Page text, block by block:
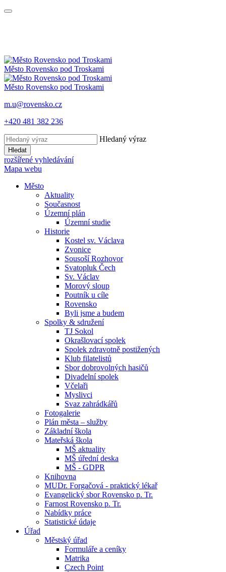
Město Rovensko pod Troskami
Město Rovensko pod Troskami
m.u@rovensko.cz
+420 481 382 236
Hledaný výraz
Hledat
rozšířené vyhledávání
Mapa webu
Město
Aktuality
Současnost
Územní plán
Územní studie
Historie
Kostel sv. Václava
Zvonice
Sousoší Rozhovor
Svatopluk Čech
Sv. Václav
Morový sloup
Poutník u cíle
Rovensko
Byli jsme a budem
Spolky & sdružení
TJ Sokol
Okrašlovací spolek
Spolek zdravotně postižených
Klub filatelistů
Sbor dobrovolných hasičů
Divadelní spolek
Včelaři
Myslivci
Svaz zahrádkářů
Fotogalerie
Plán města – služby
Základní škola
Mateřská škola
MŠ aktuality
MŠ úřední deska
MŠ - GDPR
Knihovna
MUDr. Forgačová - praktický lékař
Evangelický sbor Rovensko p. Tr.
Farnost Rovensko p. Tr.
Nabídky práce
Statistické údaje
Úřad
Městský úřad
Formuláře a ceníky
Matrika
Czech Point